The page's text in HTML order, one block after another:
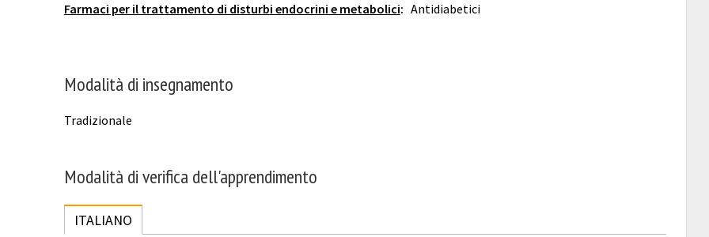
Farmaci per il trattamento di disturbi endocrini e metabolici: Antidiabetici
Modalità di insegnamento
Tradizionale
Modalità di verifica dell'apprendimento
ITALIANO